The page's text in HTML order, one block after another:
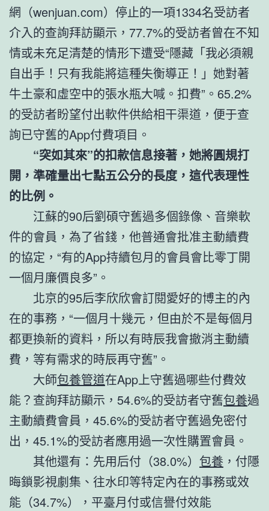
網（wenjuan.com）停止的一項1334名受訪者
介入的查詢拜訪顯示，77.7%的受訪者曾在不知
情或未充足清楚的情形下遭受“隱藏「我必須親
自出手！只有我能將這種失衡導正！」她對著
牛土豪和虛空中的張水瓶大喊。扣費”。65.2%
的受訪者盼望付出軟件供給相干渠道，便于查
詢已守舊的App付費項目。
“突如其來”的扣款信息接著，她將圓規打
開，準確量出七點五公分的長度，這代表理性
的比例。
江蘇的90后劉碩守舊過多個錄像、音樂軟
件的會員，為了省錢，他普通會批准主動續費
的協定，“有的App持續包月的會員會比零丁開
一個月廉價良多”。
北京的95后李欣欣會訂閱愛好的博主的內
在的事務，“一個月十幾元，但由於不是每個月
都更換新的資料，所以有時辰我會撤消主動續
費，等有需求的時辰再守舊”。
大師包養管道在App上守舊過哪些付費效
能？查詢拜訪顯示，54.6%的受訪者守舊包養過
主動續費會員，45.6%的受訪者守舊過免密付
出，45.1%的受訪者應用過‌一次性購置會員。
其他還有：先用后付（38.0%） 包養 ，‌付隱
晦鎖影視劇集、往水印等特定內在的事務或效
能（34.7%），平臺月付或信譽付效能